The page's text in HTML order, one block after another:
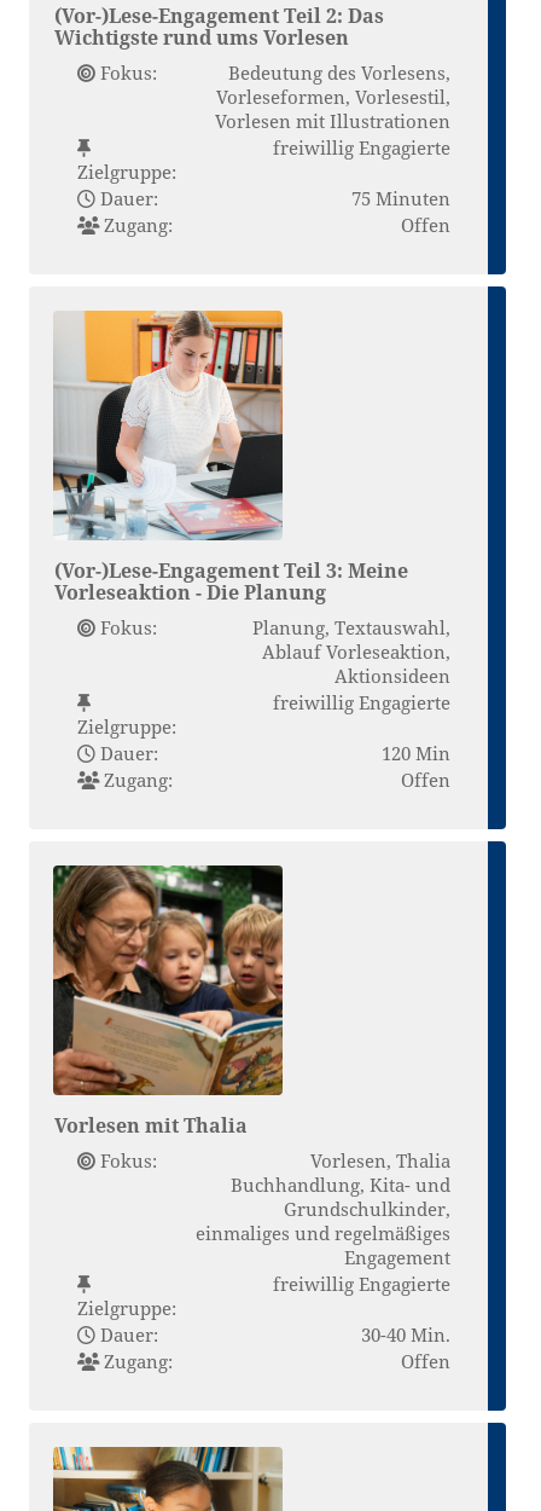
(Vor-)Lese-Engagement Teil 2: Das
Wichtigste rund ums Vorlesen
Fokus:
Bedeutung des Vorlesens,
Vorleseformen, Vorlesestil,
Vorlesen mit Illustrationen
Zielgruppe:
freiwillig Engagierte
Dauer:
75 Minuten
Zugang:
Offen
(Vor-)Lese-Engagement Teil 3: Meine
Vorleseaktion - Die Planung
Fokus:
Planung, Textauswahl,
Ablauf Vorleseaktion,
Aktionsideen
Zielgruppe:
freiwillig Engagierte
Dauer:
120 Min
Zugang:
Offen
Vorlesen mit Thalia
Fokus:
Vorlesen, Thalia
Buchhandlung, Kita- und
Grundschulkinder,
einmaliges und regelmäßiges
Engagement
Zielgruppe:
freiwillig Engagierte
Dauer:
30-40 Min.
Zugang:
Offen